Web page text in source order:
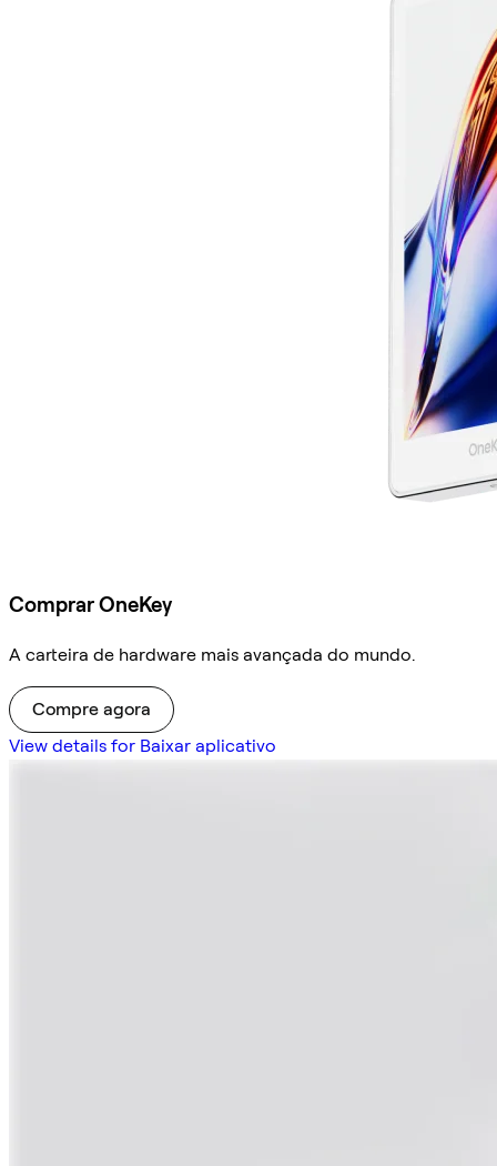
Comprar OneKey
A carteira de hardware mais avançada do mundo.
Compre agora
View details for Baixar aplicativo